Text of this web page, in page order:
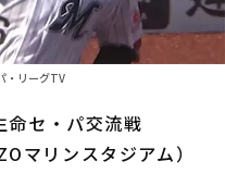
ーズ
グルス
・リーグTV
セ・パ交流戦
マリンスタジアム）